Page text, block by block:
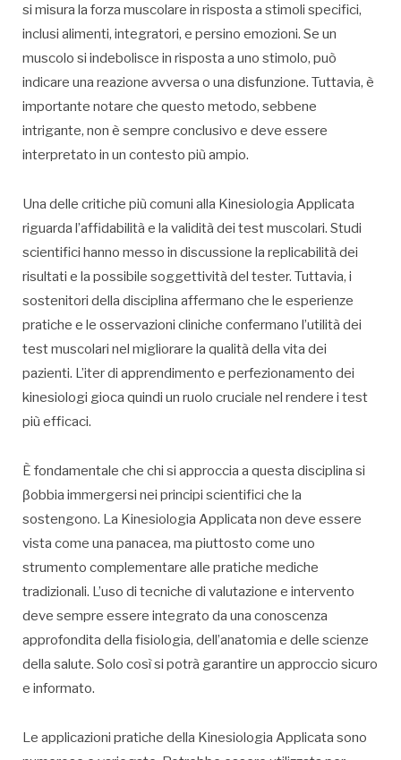
si misura la forza muscolare in risposta a stimoli specifici,
inclusi alimenti, integratori, e persino emozioni. Se un
muscolo si indebolisce in risposta a uno stimolo, può
indicare una reazione avversa o una disfunzione. Tuttavia, è
importante notare che questo metodo, sebbene
intrigante, non è sempre conclusivo e deve essere
interpretato in un contesto più ampio.
Una delle critiche più comuni alla Kinesiologia Applicata
riguarda l’affidabilità e la validità dei test muscolari. Studi
scientifici hanno messo in discussione la replicabilità dei
risultati e la possibile soggettività del tester. Tuttavia, i
sostenitori della disciplina affermano che le esperienze
pratiche e le osservazioni cliniche confermano l’utilità dei
test muscolari nel migliorare la qualità della vita dei
pazienti. L’iter di apprendimento e perfezionamento dei
kinesiologi gioca quindi un ruolo cruciale nel rendere i test
più efficaci.
È fondamentale che chi si approccia a questa disciplina si
βobbia immergersi nei principi scientifici che la
sostengono. La Kinesiologia Applicata non deve essere
vista come una panacea, ma piuttosto come uno
strumento complementare alle pratiche mediche
tradizionali. L’uso di tecniche di valutazione e intervento
deve sempre essere integrato da una conoscenza
approfondita della fisiologia, dell’anatomia e delle scienze
della salute. Solo così si potrà garantire un approccio sicuro
e informato.
Le applicazioni pratiche della Kinesiologia Applicata sono